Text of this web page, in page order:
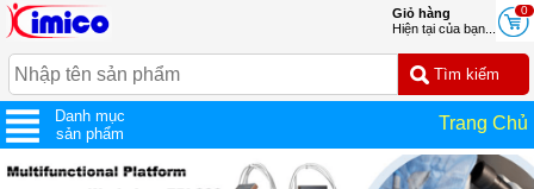
0
Giỏ hàng
Hiện tại của bạn...
Danh mục
sản phẩm
Trang Chủ